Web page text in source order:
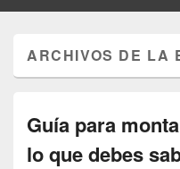
ARCHIVOS DE LA
Guía para
lo que debes